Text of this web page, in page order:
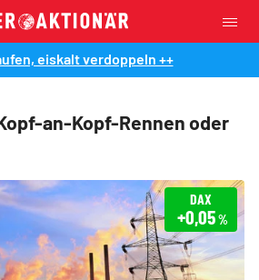
eiskalt verdoppeln ++
an-Kopf-Rennen oder
DAX
+0,05%